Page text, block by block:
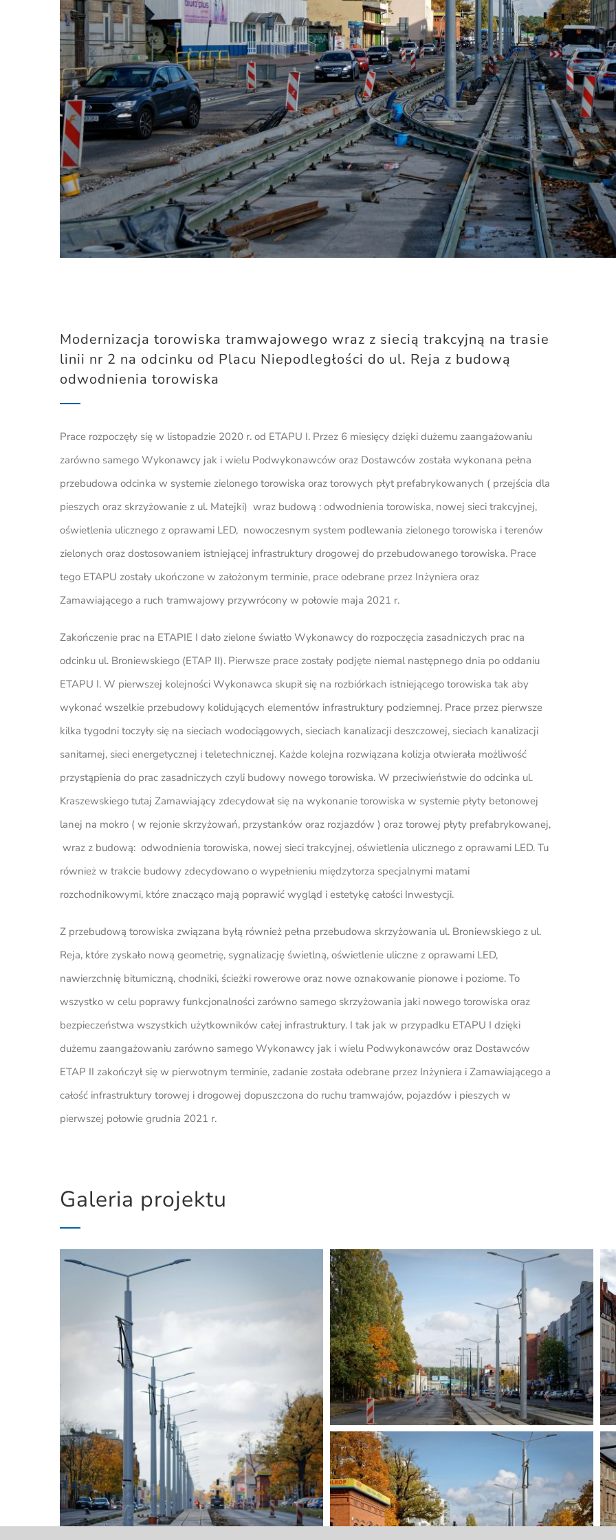
Modernizacja torowiska tramwajowego wraz z siecią trakcyjną na trasie
linii nr 2 na odcinku od Placu Niepodległości do ul. Reja z budową
odwodnienia torowiska
Prace rozpoczęły się w listopadzie 2020 r. od ETAPU I. Przez 6 miesięcy dzięki dużemu zaangażowaniu
zarówno samego Wykonawcy jak i wielu Podwykonawców oraz Dostawców została wykonana pełna
przebudowa odcinka w systemie zielonego torowiska oraz torowych płyt prefabrykowanych ( przejścia dla
pieszych oraz skrzyżowanie z ul. Matejki) wraz budową : odwodnienia torowiska, nowej sieci trakcyjnej,
oświetlenia ulicznego z oprawami LED, nowoczesnym system podlewania zielonego torowiska i terenów
zielonych oraz dostosowaniem istniejącej infrastruktury drogowej do przebudowanego torowiska. Prace
tego ETAPU zostały ukończone w założonym terminie, prace odebrane przez Inżyniera oraz
Zamawiającego a ruch tramwajowy przywrócony w połowie maja 2021 r.
Zakończenie prac na ETAPIE I dało zielone światło Wykonawcy do rozpoczęcia zasadniczych prac na
odcinku ul. Broniewskiego (ETAP II). Pierwsze prace zostały podjęte niemal następnego dnia po oddaniu
ETAPU I. W pierwszej kolejności Wykonawca skupił się na rozbiórkach istniejącego torowiska tak aby
wykonać wszelkie przebudowy kolidujących elementów infrastruktury podziemnej. Prace przez pierwsze
kilka tygodni toczyły się na sieciach wodociągowych, sieciach kanalizacji deszczowej, sieciach kanalizacji
sanitarnej, sieci energetycznej i teletechnicznej. Każde kolejna rozwiązana kolizja otwierała możliwość
przystąpienia do prac zasadniczych czyli budowy nowego torowiska. W przeciwieństwie do odcinka ul.
Kraszewskiego tutaj Zamawiający zdecydował się na wykonanie torowiska w systemie płyty betonowej
lanej na mokro ( w rejonie skrzyżowań, przystanków oraz rozjazdów ) oraz torowej płyty prefabrykowanej,
wraz z budową: odwodnienia torowiska, nowej sieci trakcyjnej, oświetlenia ulicznego z oprawami LED. Tu
również w trakcie budowy zdecydowano o wypełnieniu międzytorza specjalnymi matami
rozchodnikowymi, które znacząco mają poprawić wygląd i estetykę całości Inwestycji.
Z przebudową torowiska związana byłą również pełna przebudowa skrzyżowania ul. Broniewskiego z ul.
Reja, które zyskało nową geometrię, sygnalizację świetlną, oświetlenie uliczne z oprawami LED,
nawierzchnię bitumiczną, chodniki, ścieżki rowerowe oraz nowe oznakowanie pionowe i poziome. To
wszystko w celu poprawy funkcjonalności zarówno samego skrzyżowania jaki nowego torowiska oraz
bezpieczeństwa wszystkich użytkowników całej infrastruktury. I tak jak w przypadku ETAPU I dzięki
dużemu zaangażowaniu zarówno samego Wykonawcy jak i wielu Podwykonawców oraz Dostawców
ETAP II zakończył się w pierwotnym terminie, zadanie została odebrane przez Inżyniera i Zamawiającego a
całość infrastruktury torowej i drogowej dopuszczona do ruchu tramwajów, pojazdów i pieszych w
pierwszej połowie grudnia 2021 r.
Galeria projektu